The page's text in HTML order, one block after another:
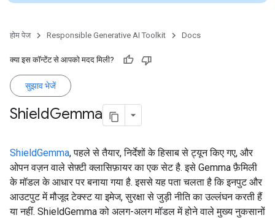
होम पेज Responsible Generative AI Toolkit Docs
क्या इस कॉन्टेंट से आपको मदद मिली?
सुझाव भेजें
ShieldGemma
ShieldGemma, पहले से तैयार, निर्देशों के हिसाब से ट्यून किए गए, और
ओपन वज़न वाले सेफ़्टी क्लासिफ़ायर का एक सेट है. इसे Gemma फ़ैमिली
के मॉडल के आधार पर बनाया गया है. इससे यह पता चलता है कि इनपुट और
आउटपुट में मौजूद टेक्स्ट या इमेज, सुरक्षा से जुड़ी नीति का उल्लंघन करती हैं
या नहीं. ShieldGemma को अलग-अलग मॉडल में होने वाले मुख्य नुकसानों